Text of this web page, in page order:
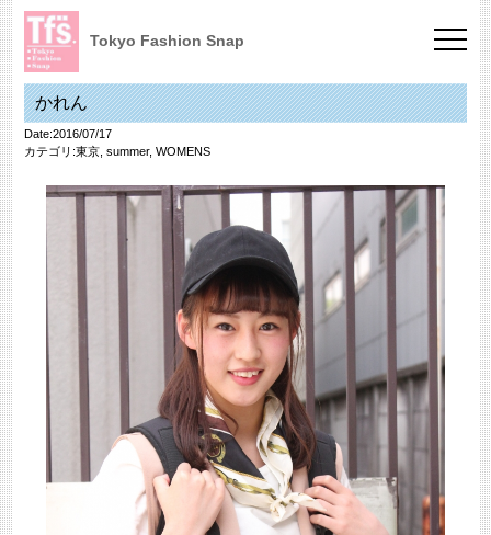
Tokyo Fashion Snap
かれん
Date:2016/07/17
カテゴリ:東京, summer, WOMENS